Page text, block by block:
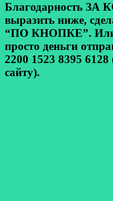
Благодарность
выразить ниже,
“ПО КНОПКЕ”. Или
просто деньги
2200 1523 8395
сайту).